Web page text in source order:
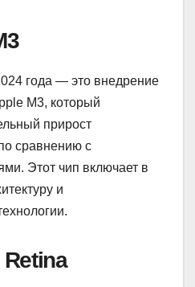
года — это внедрение
M3, который
прирост
сравнению с
Этот чип включает в
и